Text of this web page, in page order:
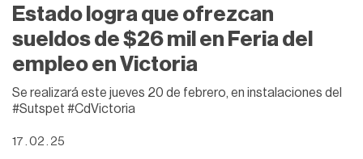
Estado logra que ofrezcan
sueldos de $26 mil en Feria del
empleo en Victoria
Se realizará este jueves 20 de febrero, en instalaciones del
#Sutspet #CdVictoria
17 . 02 . 25